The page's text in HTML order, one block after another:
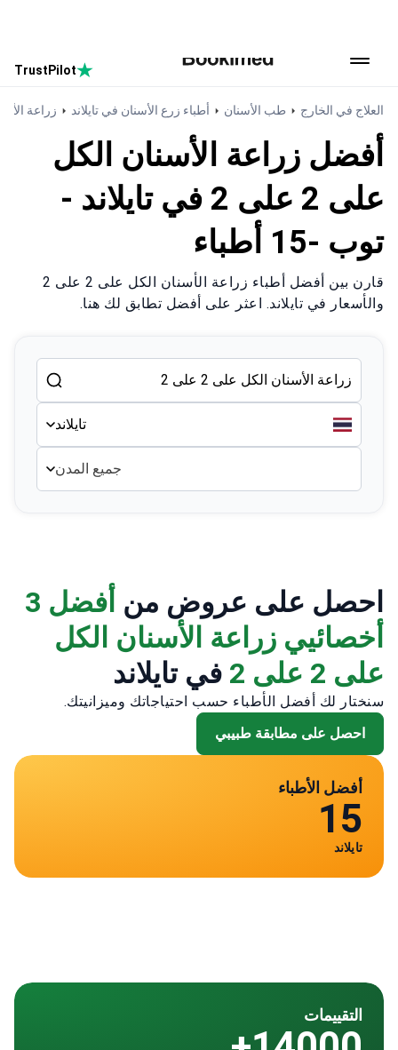
أطباء زرع الأسنان في تايلاند زراعة
أفضل زراعة الأسنان الكل
على 2 على 2 في تايلاند -
توب -15 أطباء
والأسعار في تايلاند. اعثر على أفضل تطابق لك هنا.
تايلاند
جميع المدن
أخصائيي زراعة الأسنان الكل
على 2 على 2
في تايلاند
سنختار لك أفضل الأطباء حسب احتياجاتك وميزانيتك.
احصل على مطابقة طبيبي
أفضل الأطباء
15
تايلاند
التقييمات
14000+
من مرضى حقيقيين